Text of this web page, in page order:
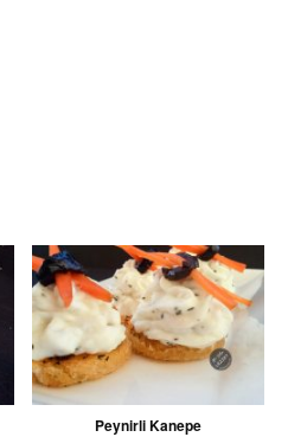
Peynirli Kanepe